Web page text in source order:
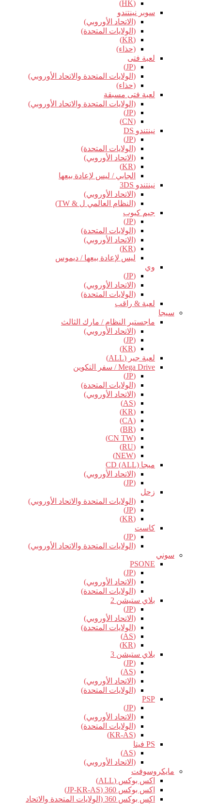
(HK)
سوبر نينتندو
(الاتحاد الأوروبي)
(الولايات المتحدة)
(KR)
(حذاء)
لعبة فتى
(JP)
(الولايات المتحدة والاتحاد الأوروبي)
(حذاء)
لعبة فتى مسبقة
(الولايات المتحدة والاتحاد الأوروبي)
(JP)
(CN)
نينتندو DS
(JP)
(الولايات المتحدة)
(الاتحاد الأوروبي)
(KR)
الجابي / ليس لإعادة بيعها
نينتندو 3DS
(الاتحاد الأوروبي)
(النظام العالمي ل & TW)
جيم كيوب
(JP)
(الولايات المتحدة)
(الاتحاد الأوروبي)
(KR)
ليس لإعادة بيعها / ديموس
وي
(JP)
(الاتحاد الأوروبي)
(الولايات المتحدة)
لعبة & راقب
سيجا
ماجستير النظام / مارك الثالث
(الاتحاد الأوروبي)
(JP)
(KR)
لعبة جير (ALL)
Mega Drive / سفر التكوين
(JP)
(الولايات المتحدة)
(الاتحاد الأوروبي)
(AS)
(KR)
(CA)
(BR)
(CN TW)
(RU)
(NEW)
ميجا CD (ALL)
(الاتحاد الأوروبي)
(JP)
زحل
(الولايات المتحدة والاتحاد الأوروبي)
(JP)
(KR)
كاست
(JP)
(الولايات المتحدة والاتحاد الأوروبي)
سوني
PSONE
(JP)
(الاتحاد الأوروبي)
(الولايات المتحدة)
بلاي ستيشن 2
(JP)
(الاتحاد الأوروبي)
(الولايات المتحدة)
(AS)
(KR)
بلاي ستيشن 3
(JP)
(AS)
(الاتحاد الأوروبي)
(الولايات المتحدة)
PSP
(JP)
(الاتحاد الأوروبي)
(الولايات المتحدة)
(KR-AS)
PS فيتا
(AS)
(الاتحاد الأوروبي)
مايكروسوفت
اكس بوكس (ALL)
اكس بوكس 360 (JP-KR-AS)
اكس بوكس 360 (الولايات المتحدة والاتحاد